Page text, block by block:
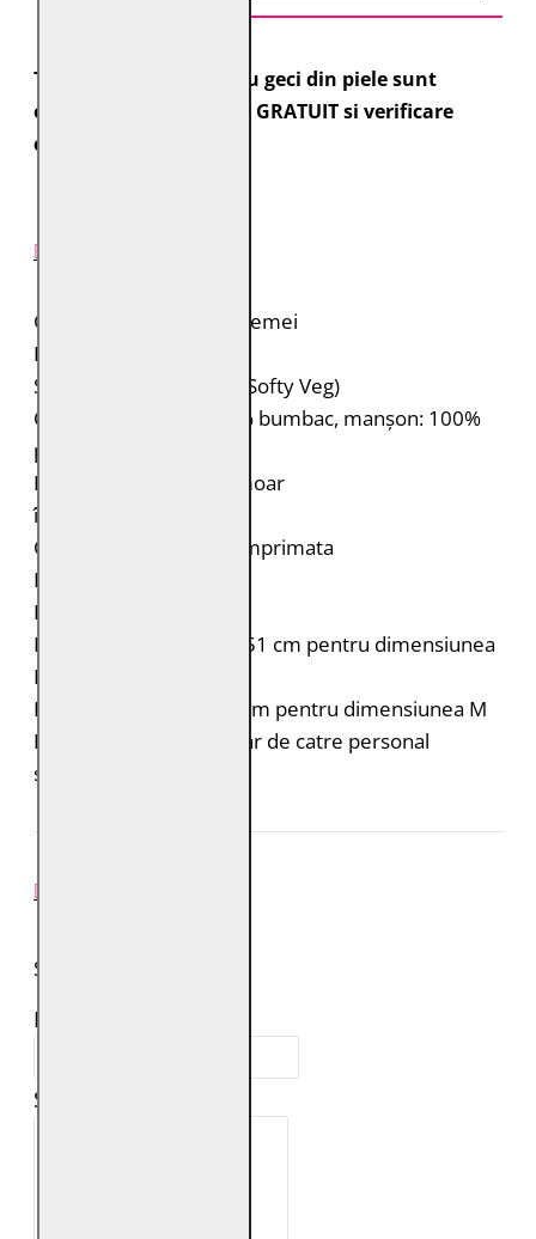
Toate comenzile pentru geci din piele sunt
expediate cu transport GRATUIT si verificare
colet.
Geaca de piele pentru femei
Brand: Gipsy
Suprafață: piele 100% (Softy Veg)
Căptușeală: Corp: 100% bumbac, manșon: 100%
poliester
Două buzunare cu fermoar
închidere cu fermoar
Captuseala interioara imprimata
Fit: Regular Fit
Lungime: scurta
Dimensiunea spatelui: 51 cm pentru dimensiunea
M
Lungimea mânecii: 63 cm pentru dimensiunea M
Intretinere: Spalare doar de catre personal
specializat
SPUNE-ŢI PAREREA
Numele tău:
Scrie review: